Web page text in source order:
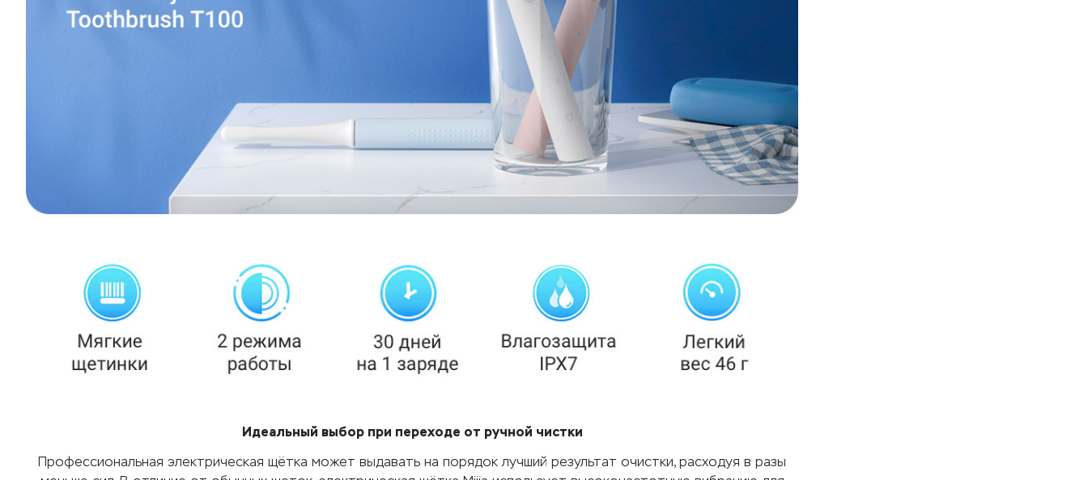
Идеальный выбор при переходе от ручной чистки
Профессиональная электрическая щётка может выдавать на порядок лучший результат очистки, расходуя в разы